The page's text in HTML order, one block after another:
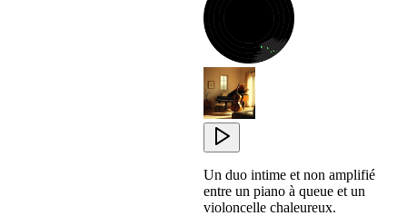
Un duo intime et non amplifié
entre un piano à queue et un
violoncelle chaleureux.